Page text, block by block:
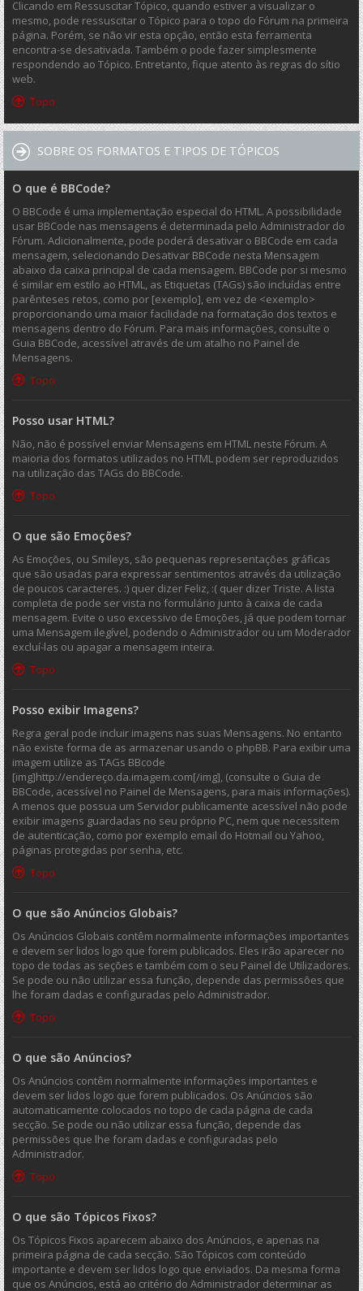
Clicando em Ressuscitar Tópico, quando estiver a visualizar o
mesmo, pode ressuscitar o Tópico para o topo do Fórum na primeira
página. Porém, se não vir esta opção, então esta ferramenta
encontra-se desativada. Também o pode fazer simplesmente
respondendo ao Tópico. Entretanto, fique atento às regras do sítio
web.
Topo
SOBRE OS FORMATOS E TIPOS DE TÓPICOS
O que é BBCode?
O BBCode é uma implementação especial do HTML. A possibilidade
usar BBCode nas mensagens é determinada pelo Administrador do
Fórum. Adicionalmente, pode poderá desativar o BBCode em cada
mensagem, selecionando Desativar BBCode nesta Mensagem
abaixo da caixa principal de cada mensagem. BBCode por si mesmo
é similar em estilo ao HTML, as Etiquetas (TAGs) são incluídas entre
parênteses retos, como por [exemplo], em vez de <exemplo>
proporcionando uma maior facilidade na formatação dos textos e
mensagens dentro do Fórum. Para mais informações, consulte o
Guia BBCode, acessível através de um atalho no Painel de
Mensagens.
Topo
Posso usar HTML?
Não, não é possível enviar Mensagens em HTML neste Fórum. A
maioria dos formatos utilizados no HTML podem ser reproduzidos
na utilização das TAGs do BBCode.
Topo
O que são Emoções?
As Emoções, ou Smileys, são pequenas representações gráficas
que são usadas para expressar sentimentos através da utilização
de poucos caracteres. :) quer dizer Feliz, :( quer dizer Triste. A lista
completa de pode ser vista no formulário junto à caixa de cada
mensagem. Evite o uso excessivo de Emoções, já que podem tornar
uma Mensagem ilegível, podendo o Administrador ou um Moderador
excluí-las ou apagar a mensagem inteira.
Topo
Posso exibir Imagens?
Regra geral pode incluir imagens nas suas Mensagens. No entanto
não existe forma de as armazenar usando o phpBB. Para exibir uma
imagem utilize as TAGs BBcode
[img]http://endereço.da.imagem.com[/img], (consulte o Guia de
BBCode, acessível no Painel de Mensagens, para mais informações).
A menos que possua um Servidor publicamente acessível não pode
exibir imagens guardadas no seu próprio PC, nem que necessitem
de autenticação, como por exemplo email do Hotmail ou Yahoo,
páginas protegidas por senha, etc.
Topo
O que são Anúncios Globais?
Os Anúncios Globais contêm normalmente informações importantes
e devem ser lidos logo que forem publicados. Eles irão aparecer no
topo de todas as seções e também com o seu Painel de Utilizadores.
Se pode ou não utilizar essa função, depende das permissões que
lhe foram dadas e configuradas pelo Administrador.
Topo
O que são Anúncios?
Os Anúncios contêm normalmente informações importantes e
devem ser lidos logo que forem publicados. Os Anúncios são
automaticamente colocados no topo de cada página de cada
secção. Se pode ou não utilizar essa função, depende das
permissões que lhe foram dadas e configuradas pelo
Administrador.
Topo
O que são Tópicos Fixos?
Os Tópicos Fixos aparecem abaixo dos Anúncios, e apenas na
primeira página de cada secção. São Tópicos com conteúdo
importante e devem ser lidos logo que enviados. Da mesma forma
que os Anúncios, está ao critério do Administrador determinar as